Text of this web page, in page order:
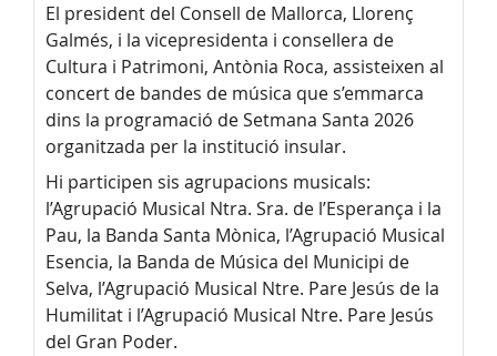
El president del Consell de Mallorca, Llorenç
Galmés, i la vicepresidenta i consellera de
Cultura i Patrimoni, Antònia Roca, assisteixen al
concert de bandes de música que s’emmarca
dins la programació de Setmana Santa 2026
organitzada per la institució insular.
Hi participen sis agrupacions musicals:
l’Agrupació Musical Ntra. Sra. de l’Esperança i la
Pau, la Banda Santa Mònica, l’Agrupació Musical
Esencia, la Banda de Música del Municipi de
Selva, l’Agrupació Musical Ntre. Pare Jesús de la
Humilitat i l’Agrupació Musical Ntre. Pare Jesús
del Gran Poder.